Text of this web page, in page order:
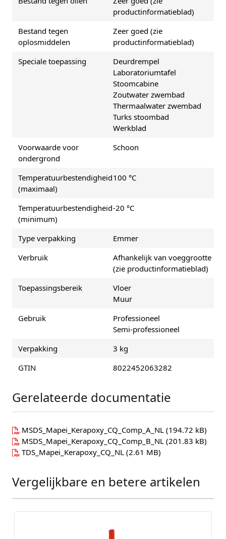
productinformatieblad)
Bestand tegen
oplosmiddelen
Zeer goed (zie
productinformatieblad)
Speciale toepassing
Deurdrempel
Laboratoriumtafel
Stoomcabine
Zoutwater zwembad
Thermaalwater zwembad
Turks stoombad
Werkblad
Voorwaarde voor
ondergrond
Schoon
Temperatuurbestendigheid
(maximaal)
100 °C
Temperatuurbestendigheid
(minimum)
-20 °C
Type verpakking
Emmer
Verbruik
Afhankelijk van voeggrootte
(zie productinformatieblad)
Toepassingsbereik
Vloer
Muur
Gebruik
Professioneel
Semi-professioneel
Verpakking
3 kg
GTIN
8022452063282
Gerelateerde documentatie
MSDS_Mapei_Kerapoxy_CQ_Comp_A_NL (194.72 kB)
MSDS_Mapei_Kerapoxy_CQ_Comp_B_NL (201.83 kB)
TDS_Mapei_Kerapoxy_CQ_NL (2.61 MB)
Press to skip carousel
Vergelijkbare en betere artikelen